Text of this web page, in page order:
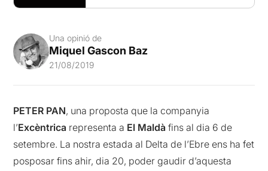
Una opinió de
Miquel Gascon Baz
21/08/2019
PETER PAN, una proposta que la companyia
l’Excèntrica representa a El Maldà fins al dia 6 de
setembre. La nostra estada al Delta de l’Ebre ens ha fet
posposar fins ahir, dia 20, poder gaudir d’aquesta